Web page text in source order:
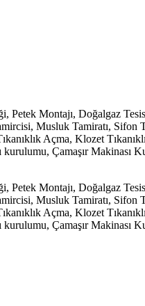
Petek Montajı, Doğalgaz
Musluk Tamiratı, Sifon
Açma, Klozet
kurulumu, Çamaşır
Petek Montajı, Doğalgaz
Musluk Tamiratı, Sifon
Açma, Klozet
kurulumu, Çamaşır